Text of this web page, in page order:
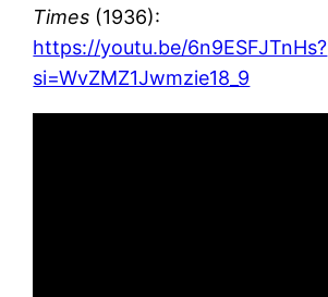
Times (1936):
https://youtu.be/6n9ESFJTnHs?
si=WvZMZ1Jwmzie18_9